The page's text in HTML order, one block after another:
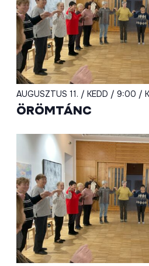
AUGUSZTUS 11. / KEDD / 9:00 /
ÖRÖMTÁNC